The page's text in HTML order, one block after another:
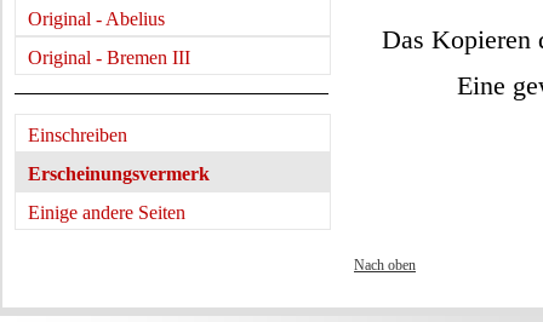
Original - Abelius
Original - Bremen III
Einschreiben
Erscheinungsvermerk
Einige andere Seiten
Das Kopieren
Eine
Nach oben